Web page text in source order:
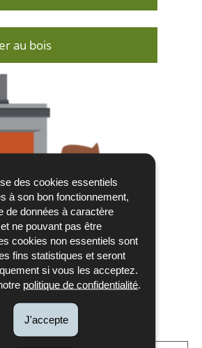
des cookies essentiels
à son bon fonctionnement,
de données à caractère
ne pouvant pas être
cookies non essentiels sont
fins statistiques et seront
si vous les acceptez.
politique de confidentialité
J'accepte
au bois